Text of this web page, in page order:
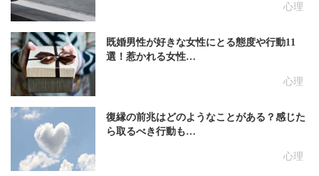
心理
心理
既婚男性が好きな女性にとる態度や行動11
選！惹かれる女性…
心理
復縁の前兆はどのようなことがある？感じた
ら取るべき行動も…